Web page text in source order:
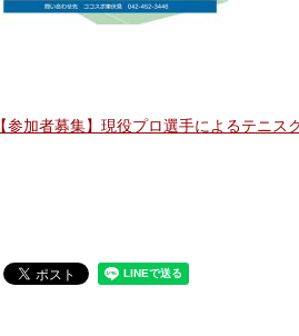
【参加者募集】現役プロ選手によるテニス